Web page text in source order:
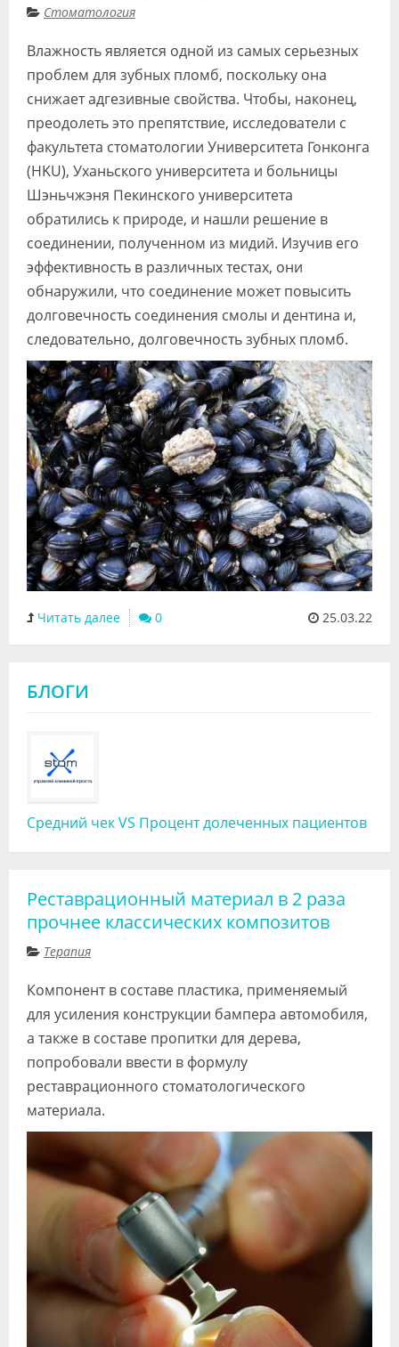
Видео
Форум
Специалисты
Галерея
Блоги
Лаборатории
Стоматология
Влажность является одной из самых серьезных
проблем для зубных пломб, поскольку она
снижает адгезивные свойства. Чтобы, наконец,
преодолеть это препятствие, исследователи с
факультета стоматологии Университета Гонконга
(HKU), Уханьского университета и больницы
Шэньчжэня Пекинского университета
обратились к природе, и нашли решение в
соединении, полученном из мидий. Изучив его
эффективность в различных тестах, они
обнаружили, что соединение может повысить
долговечность соединения смолы и дентина и,
следовательно, долговечность зубных пломб.
Читать далее 0 25.03.22
БЛОГИ
Средний чек VS Процент долеченных пациентов
Реставрационный материал в 2 раза
прочнее классических композитов
Терапия
Компонент в составе пластика, применяемый
для усиления конструкции бампера автомобиля,
а также в составе пропитки для дерева,
попробовали ввести в формулу
реставрационного стоматологического
материала.